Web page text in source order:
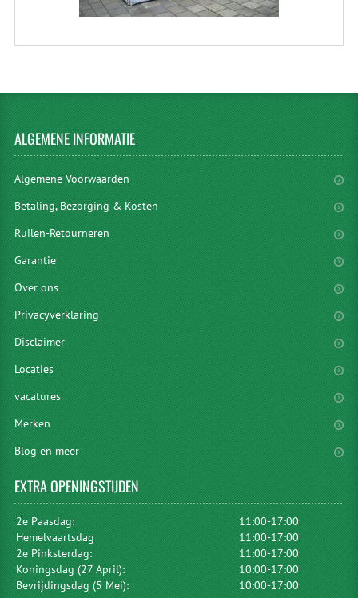
ALGEMENEINFORMATIE
Algemene Voorwaarden
Betaling, Bezorging & Kosten
Ruilen-Retourneren
Garantie
Over ons
Privacyverklaring
Disclaimer
Locaties
vacatures
Merken
Blog en meer
EXTRAOPENINGSTIJDEN
2e Paasdag:
11:00-17:00
Hemelvaartsdag
11:00-17:00
2e Pinksterdag:
11:00-17:00
Koningsdag (27 April):
10:00-17:00
Bevrijdingsdag (5 Mei):
10:00-17:00